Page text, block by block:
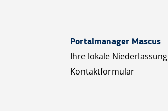
Portalmanager Mascus
Ihre lokale Niederlassung
Kontaktformular